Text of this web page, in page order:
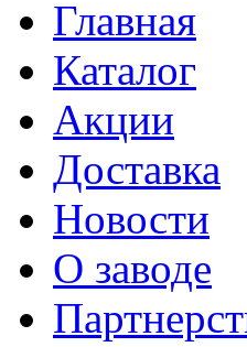
Главная
Каталог
Акции
Доставка
Новости
О заводе